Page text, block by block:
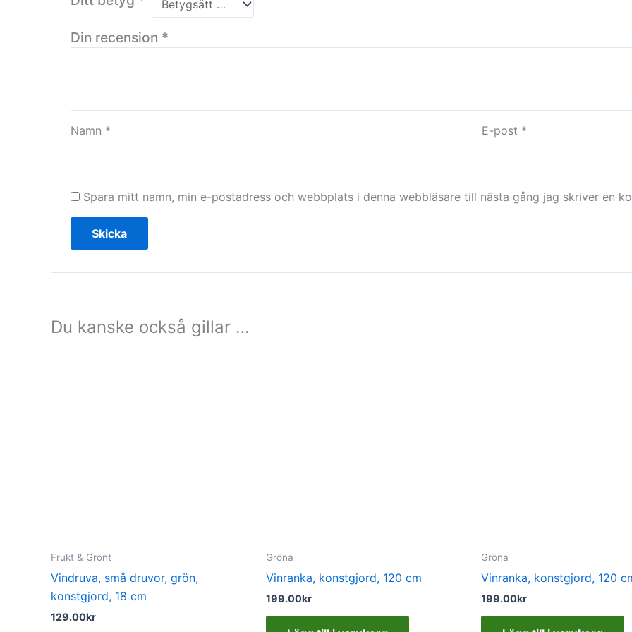
Din recension *
Namn * E-post *
Spara mitt namn, min e-postadress och webbplats i denna webbläsare till nästa gång jag skriver en
Du kanske också gillar …
Frukt & Grönt
Vindruva, små druvor, grön,
konstgjord, 18 cm
129.00kr
Gröna
Vinranka, konstgjord, 120 cm
199.00kr
Gröna
Vinranka, konstgjord, 120
199.00kr